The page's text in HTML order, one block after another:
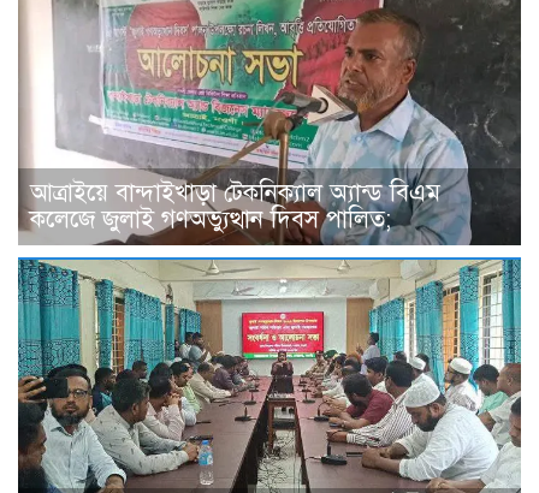
আত্রাইয়ে বান্দাইখাড়া টেকনিক্যাল অ্যান্ড বিএম
কলেজে জুলাই গণঅভ্যুত্থান দিবস পালিত;